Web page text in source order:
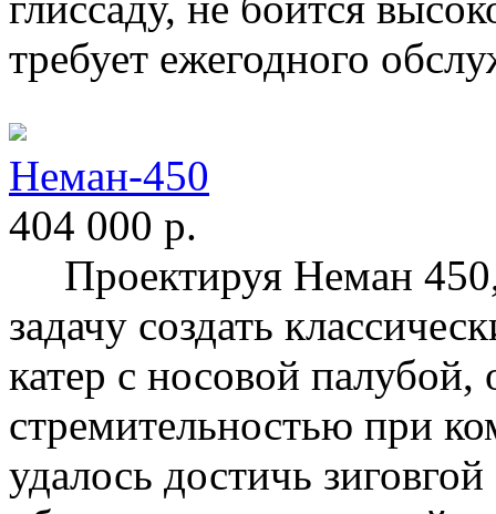
требует ежегодного
Неман-450
404 000 р.
Проектируя Неман 450,
задачу создать
катер с носовой
стремительностью при
удалось достичь